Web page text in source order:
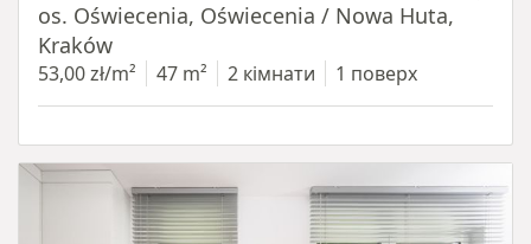
os. Oświecenia, Oświecenia / Nowa Huta,
Kraków
53,00 zł/m² 47 m² 2 кімнати 1 поверх